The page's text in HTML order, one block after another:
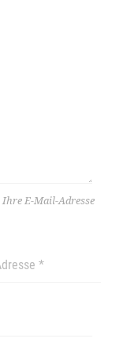
Ihre E-Mail-Adresse